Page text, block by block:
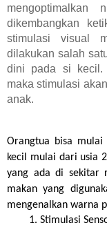
dikembangkan
stimulasi visual
dilakukan salah
dini pada si kecil.
maka stimulasi
anak.
Orangtua bisa mulai
kecil mulai dari usia
yang ada di sekitar
makan yang
mengenalkan warna
Stimulasi